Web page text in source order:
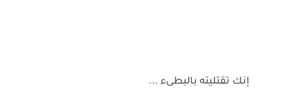
إنك تقتليته بالبطىء ...